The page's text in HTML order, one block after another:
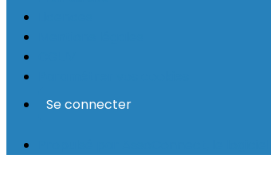
Se connecter